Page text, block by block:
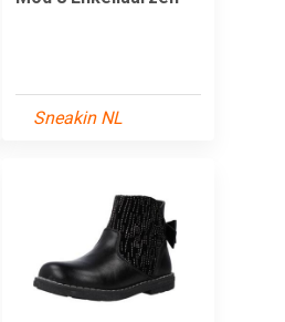
Sneakin NL